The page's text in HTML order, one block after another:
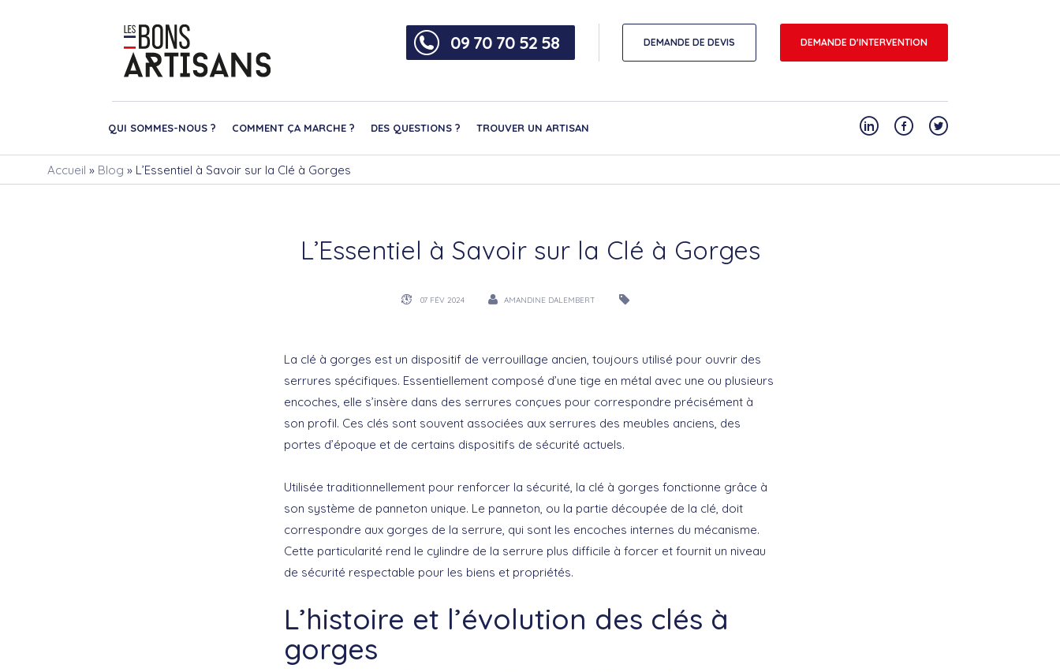
09 70 70 52 58 DEMANDE DE DEVIS DEMANDE D'INTERVENTION
QUI SOMMES-NOUS ? COMMENT ÇA MARCHE ? DES QUESTIONS ? TROUVER UN ARTISAN
Accueil » Blog » L’Essentiel à Savoir sur la Clé à Gorges
L’Essentiel à Savoir sur la Clé à Gorges
07 FÉV 2024 AMANDINE DALEMBERT
La clé à gorges est un dispositif de verrouillage ancien, toujours utilisé pour ouvrir des
serrures spécifiques. Essentiellement composé d’une tige en métal avec une ou plusieurs
encoches, elle s’insère dans des serrures conçues pour correspondre précisément à
son profil. Ces clés sont souvent associées aux serrures des meubles anciens, des
portes d’époque et de certains dispositifs de sécurité actuels.
Utilisée traditionnellement pour renforcer la sécurité, la clé à gorges fonctionne grâce à
son système de panneton unique. Le panneton, ou la partie découpée de la clé, doit
correspondre aux gorges de la serrure, qui sont les encoches internes du mécanisme.
Cette particularité rend le cylindre de la serrure plus difficile à forcer et fournit un niveau
de sécurité respectable pour les biens et propriétés.
L’histoire et l’évolution des clés à
gorges